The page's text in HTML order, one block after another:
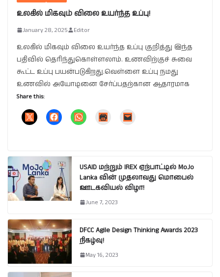
உலகில் மிகவும் விலை உயர்ந்த உப்பு!
January 28, 2025 Editor
உலகில் மிகவும் விலை உயர்ந்த உப்பு குறித்து இந்த
பதிவில் தெரிந்துகொள்ளலாம். உணவிற்குச் சுவை
கூட்ட உப்பு பயன்படுகிறது.வெள்ளை உப்பு நமது
உணவில் அயோடினை சேர்ப்பதற்கான ஆதாரமாக
Share this:
USAID மற்றும் IREX ஏற்பாட்டில் MoJo
Lanka வின் முதலாவது மொபைல்
ஊடகவியல் விழா!
June 7, 2023
DFCC Agile Design Thinking Awards 2023
நிகழ்வு!
May 16, 2023